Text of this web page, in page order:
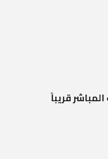
قريباً